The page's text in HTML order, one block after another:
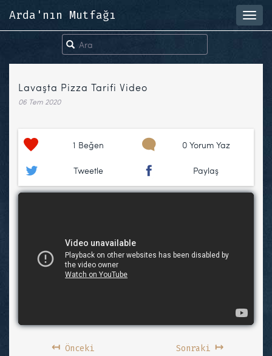
Arda'nın Mutfağı
Lavaşta Pizza Tarifi Video
06 Tem 2020
1 Beğen 0 Yorum Yaz
Tweetle Paylaş
↤Önceki Sonraki ↦